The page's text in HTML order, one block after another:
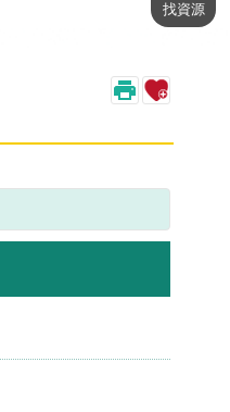
找資源